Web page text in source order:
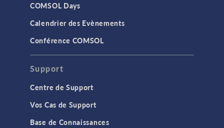
COMSOL Days
Calendrier des Evènements
Conférence COMSOL
Support
Centre de Support
Vos Cas de Support
Base de Connaissances